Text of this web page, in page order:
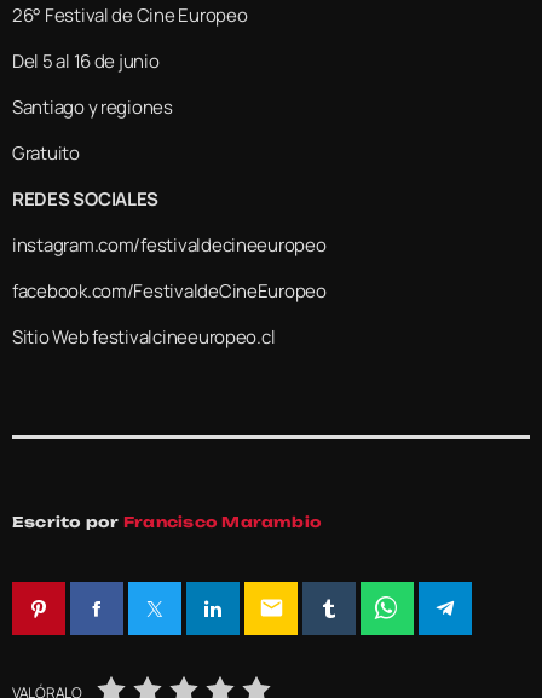
26° Festival de Cine Europeo
Del 5 al 16 de junio
Santiago y regiones
Gratuito
REDES SOCIALES
instagram.com/festivaldecineeuropeo
facebook.com/FestivaldeCineEuropeo
Sitio Web festivalcineeuropeo.cl
Escrito por Francisco Marambio
email
VALÓRALO